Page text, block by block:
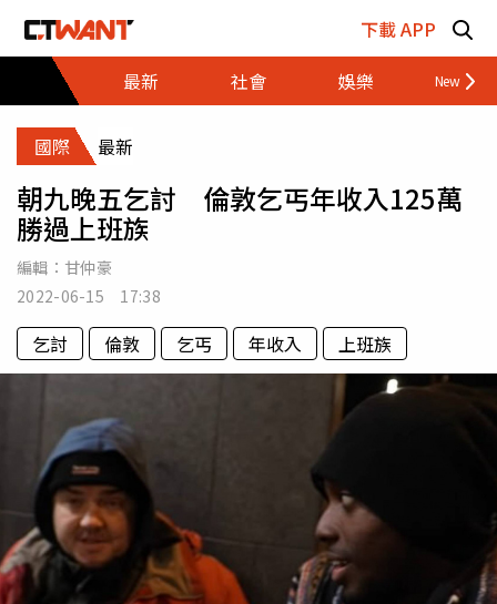
下載 APP
最新
社會 娛樂 財經
國際 最新
朝九晚五乞討 倫敦乞丐年收入125萬
勝過上班族
編輯： 甘仲豪
2022-06-15 17:38
乞討 倫敦 乞丐 年收入 上班族